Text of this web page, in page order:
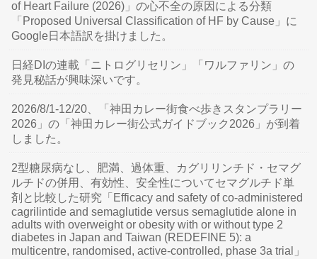
of Heart Failure (2026)」の心不全の原因による分類
「Proposed Universal Classification of HF by Cause」に
Google日本語訳を掛けました。
日経DIの連載「ニトログリセリン」「ワルファリン」の
発見秘話が興味深いです。
2026/8/1-12/20、「神田カレー街食べ歩きスタンプラリー
2026」の「神田カレー街公式ガイドブック2026」が到着
しました。
2型糖尿病なし、肥満、過体重、カグリリンチド・セマグ
ルチドの併用、有効性、安全性についてセマグルチド単
剤と比較した研究「Efficacy and safety of co-administered
cagrilintide and semaglutide versus semaglutide alone in
adults with overweight or obesity with or without type 2
diabetes in Japan and Taiwan (REDEFINE 5): a
multicentre, randomised, active-controlled, phase 3a trial」